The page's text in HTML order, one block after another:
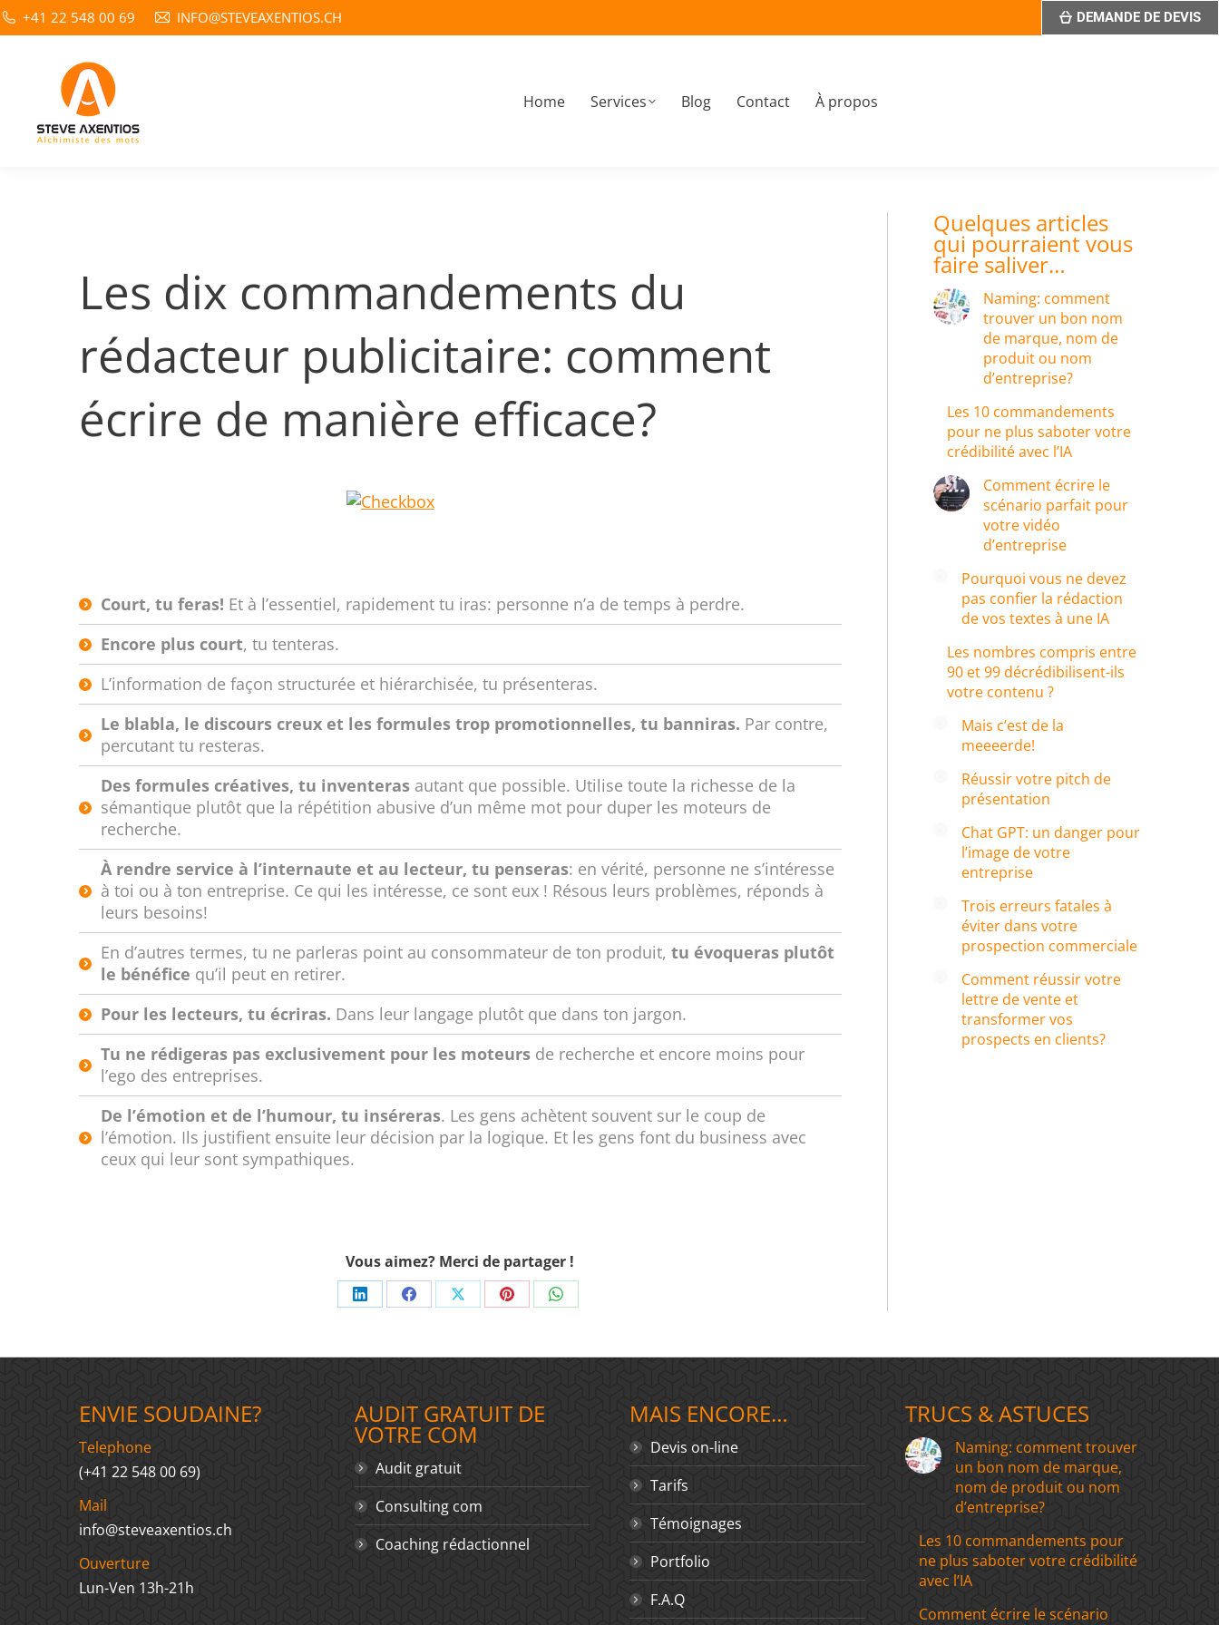
+41 22 548 00 69 INFO@STEVEAXENTIOS.CH DEMANDE DE DEVIS
Home Services Blog Contact À propos
Les dix commandements du
rédacteur publicitaire: comment
écrire de manière efficace?
Court, tu feras! Et à l’essentiel, rapidement tu iras: personne n’a de temps à perdre.
Encore plus court, tu tenteras.
L’information de façon structurée et hiérarchisée, tu présenteras.
Le blabla, le discours creux et les formules trop promotionnelles, tu banniras. Par contre,
percutant tu resteras.
Des formules créatives, tu inventeras autant que possible. Utilise toute la richesse de la
sémantique plutôt que la répétition abusive d’un même mot pour duper les moteurs de
recherche.
À rendre service à l’internaute et au lecteur, tu penseras: en vérité, personne ne s’intéresse
à toi ou à ton entreprise. Ce qui les intéresse, ce sont eux ! Résous leurs problèmes, réponds à
leurs besoins!
En d’autres termes, tu ne parleras point au consommateur de ton produit, tu évoqueras plutôt
le bénéfice qu’il peut en retirer.
Pour les lecteurs, tu écriras. Dans leur langage plutôt que dans ton jargon.
Tu ne rédigeras pas exclusivement pour les moteurs de recherche et encore moins pour
l’ego des entreprises.
De l’émotion et de l’humour, tu inséreras. Les gens achètent souvent sur le coup de
l’émotion. Ils justifient ensuite leur décision par la logique. Et les gens font du business avec
ceux qui leur sont sympathiques.
Vous aimez? Merci de partager !
Share
LinkedIn
Share
Facebook
Share
X
Share
Pinterest
Share
WhatsApp
Quelques articles
qui pourraient vous
faire saliver…
Naming: comment
trouver un bon nom
de marque, nom de
produit ou nom
d’entreprise?
Les 10 commandements
pour ne plus saboter votre
crédibilité avec l’IA
Comment écrire le
scénario parfait pour
votre vidéo
d’entreprise
Pourquoi vous ne devez
pas confier la rédaction
de vos textes à une IA
Les nombres compris entre
90 et 99 décrédibilisent-ils
votre contenu ?
Mais c’est de la
meeeerde!
Réussir votre pitch de
présentation
Chat GPT: un danger pour
l’image de votre
entreprise
Trois erreurs fatales à
éviter dans votre
prospection commerciale
Comment réussir votre
lettre de vente et
transformer vos
prospects en clients?
ENVIE SOUDAINE?
Telephone
(+41 22 548 00 69)
Mail
info@steveaxentios.ch
Ouverture
Lun-Ven 13h-21h
AUDIT GRATUIT DE
VOTRE COM
Audit gratuit
Consulting com
Coaching rédactionnel
MAIS ENCORE…
Devis on-line
Tarifs
Témoignages
Portfolio
F.A.Q
TRUCS & ASTUCES
Naming: comment trouver
un bon nom de marque,
nom de produit ou nom
d’entreprise?
Les 10 commandements pour
ne plus saboter votre crédibilité
avec l’IA
Comment écrire le scénario
Home Services Blog Contact À propos